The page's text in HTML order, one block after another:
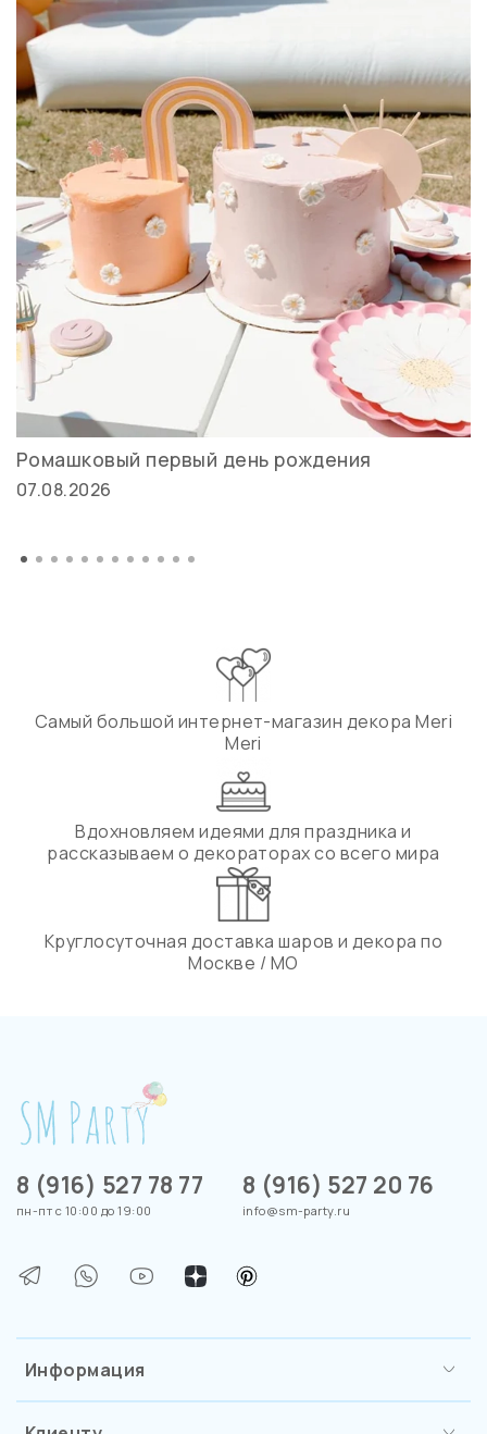
Ромашковый первый день рождения
07.08.2026
Самый большой интернет-магазин декора Meri
Meri
Вдохновляем идеями для праздника и
рассказываем о декораторах со всего мира
Круглосуточная доставка шаров и декора по
Москве / МО
Информация
8 (916) 527 78 77
пн-пт с 10:00 до 19:00
8 (916) 527 20 76
info@sm-party.ru